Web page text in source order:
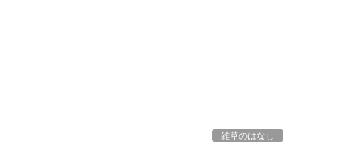
雑草のはなし